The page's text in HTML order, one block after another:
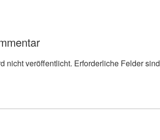
nicht veröffentlicht. Erforderliche Felder sind